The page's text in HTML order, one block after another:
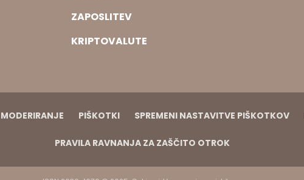
ZAPOSLITEV
KRIPTOVALUTE
MODERIRANJE PIŠKOTKI SPREMENI NASTAVITVE PIŠKOTKOV
PRAVILA RAVNANJA ZA ZAŠČITO OTROK